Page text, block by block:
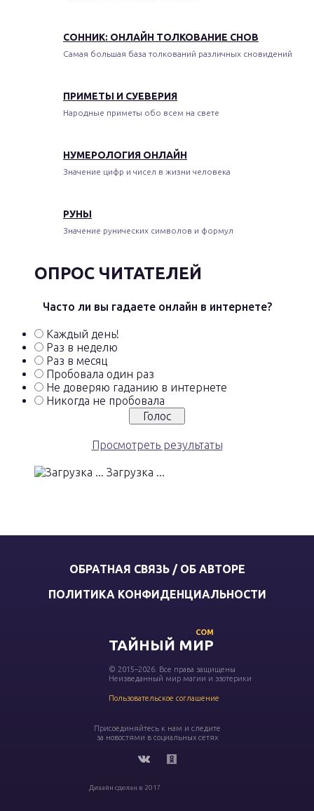
СОННИК: ОНЛАЙН ТОЛКОВАНИЕ СНОВ
Самая большая база толкований различных сновидений
ПРИМЕТЫ И СУЕВЕРИЯ
Народные приметы обо всем на свете
НУМЕРОЛОГИЯ ОНЛАЙН
Значение цифр и чисел в жизни человека
РУНЫ
Значение рунических символов и формул
ОПРОС ЧИТАТЕЛЕЙ
Часто ли вы гадаете онлайн в интернете?
Каждый день!
Раз в неделю
Раз в месяц
Пробовала один раз
Не доверяю гаданию в интернете
Никогда не пробовала
Просмотреть результаты
Загрузка ...
ОБРАТНАЯ СВЯЗЬ / ОБ АВТОРЕ
ПОЛИТИКА КОНФИДЕНЦИАЛЬНОСТИ
ТАЙНЫЙ МИР
COM
© 2015–2026. Все права защищены
Неизведанный мир магии и эзотерики
Пользовательское соглашение
Присоединяйтесь к нам и следите
за новостями в социальных сетях
Дизайн сделан в 2017